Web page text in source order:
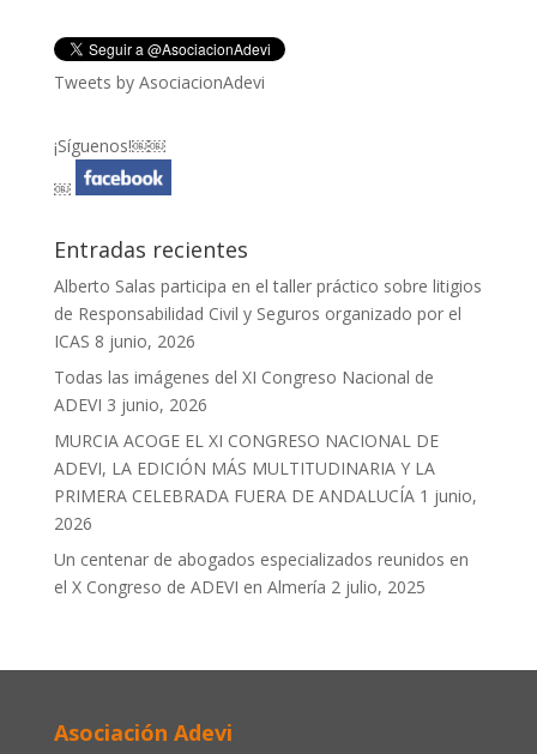
Tweets by AsociacionAdevi
¡Síguenos!￼￼
￼
Entradas recientes
Alberto Salas participa en el taller práctico sobre litigios
de Responsabilidad Civil y Seguros organizado por el
ICAS 8 junio, 2026
Todas las imágenes del XI Congreso Nacional de
ADEVI 3 junio, 2026
MURCIA ACOGE EL XI CONGRESO NACIONAL DE
ADEVI, LA EDICIÓN MÁS MULTITUDINARIA Y LA
PRIMERA CELEBRADA FUERA DE ANDALUCÍA 1 junio,
2026
Un centenar de abogados especializados reunidos en
el X Congreso de ADEVI en Almería 2 julio, 2025
Asociación Adevi